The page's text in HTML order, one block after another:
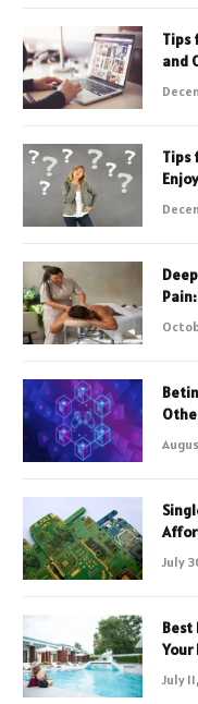
Tips
and
Tips
July
Best
Your
July